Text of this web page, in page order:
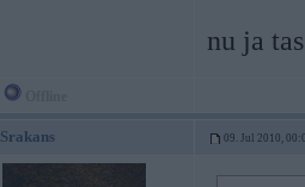
nu ja
Srakans 09. Jul 2010,